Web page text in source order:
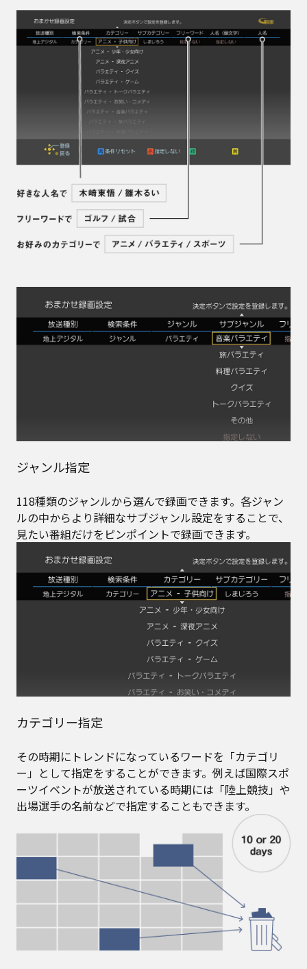
ジャンル指定
118種類のジャンルから選んで録画できます。各ジャン
ルの中からより詳細なサブジャンル設定をすることで、
見たい番組だけをピンポイントで録画できます。
カテゴリー指定
その時期にトレンドになっているワードを「カテゴリ
ー」として指定をすることができます。例えば国際スポ
ーツイベントが放送されている時期には「陸上競技」や
出場選手の名前などで指定することもできます。